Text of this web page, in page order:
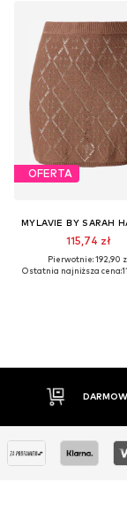
OFERTA
115,74 zł
Pierwotnie: 192,90
Ostatnia najniższa cena:
30 DNI